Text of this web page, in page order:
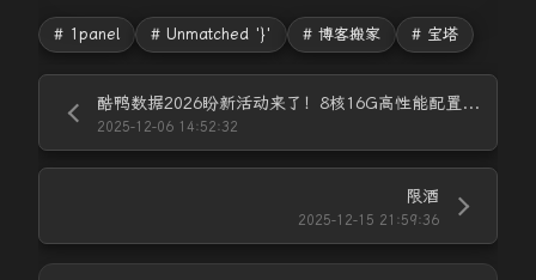
# 1panel # Unmatched '}' # 博客搬家 # 宝塔
酷鸭数据2026盼新活动来了！8核16G高性能配置，香港Colo数据中心，399续费同价
2025-12-06 14:52:32
限酒
2025-12-15 21:59:36